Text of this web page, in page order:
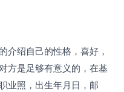
绍自己的性格，喜好，
方是足够有意义的，在基
业照，出生年月日，邮